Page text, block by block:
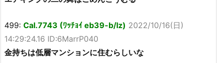
499: Cal.7743 (ﾜｯﾁｮｲ eb39-b/lz) 2022/10/16(日)
14:29:24.16 ID:6MarrP040
金持ちは低層マンションに住むらしいな